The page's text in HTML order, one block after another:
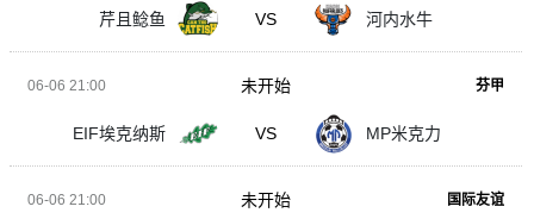
芹且鲶鱼 VS 河内水牛
06-06 21:00 芬甲
EIF埃克纳斯 VS MP米克力
未开始
06-06 21:00 国际友谊
未开始